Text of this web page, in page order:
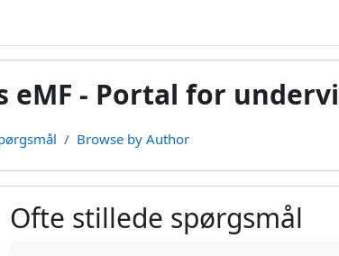
eMF - Portal for
Browse by Author
Ofte stillede spørgsmål